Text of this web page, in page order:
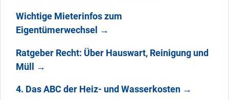
Wichtige Mieterinfos zum
Eigentümerwechsel →
Ratgeber Recht: Über Hauswart, Reinigung und
Müll →
4. Das ABC der Heiz- und Wasserkosten →